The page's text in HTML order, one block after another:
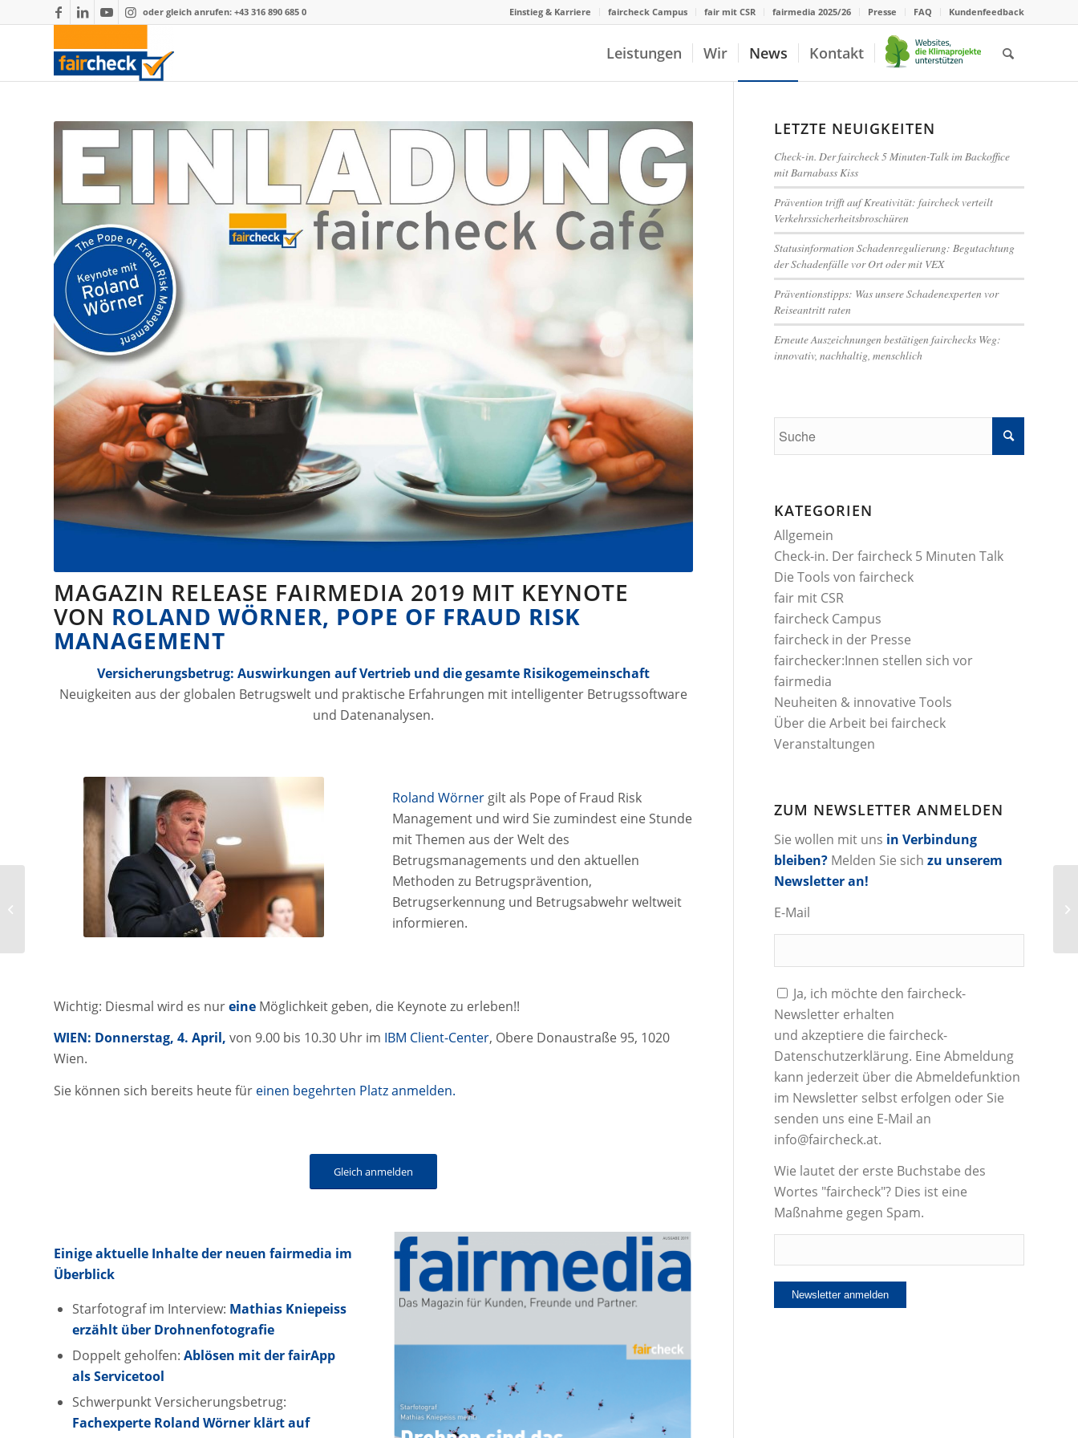
Einstieg & Karriere faircheck Campus fair mit CSR fairmedia 2025/26 Presse FAQ Kundenfeedback
oder gleich anrufen: +43 316 890 685 0
Leistungen Wir News Kontakt
MAGAZIN RELEASE FAIRMEDIA 2019 MIT KEYNOTE
VON ROLAND WÖRNER, POPE OF FRAUD RISK
MANAGEMENT
Versicherungsbetrug: Auswirkungen auf Vertrieb und die gesamte Risikogemeinschaft
Neuigkeiten aus der globalen Betrugswelt und praktische Erfahrungen mit intelligenter Betrugssoftware
und Datenanalysen.
Roland Wörner gilt als Pope of Fraud Risk
Management und wird Sie zumindest eine Stunde
mit Themen aus der Welt des
Betrugsmanagements und den aktuellen
Methoden zu Betrugsprävention,
Betrugserkennung und Betrugsabwehr weltweit
informieren.
Wichtig: Diesmal wird es nureine Möglichkeit geben, die Keynote zu erleben!!
WIEN: Donnerstag, 4. April, von 9.00 bis 10.30 Uhr im IBM Client-Center, Obere Donaustraße 95, 1020
Wien.
Sie können sich bereits heute für einen begehrten Platz anmelden.
Gleich anmelden
Einige aktuelle Inhalte der neuen fairmedia im
Überblick
Starfotograf im Interview: Mathias Kniepeiss
erzählt über Drohnenfotografie
Doppelt geholfen: Ablösen mit der fairApp
als Servicetool
Schwerpunkt Versicherungsbetrug:
Fachexperte Roland Wörner klärt auf
LETZTE NEUIGKEITEN
Check-in. Der faircheck 5 Minuten-Talk im Backoffice
mit Barnabass Kiss
Prävention trifft auf Kreativität: faircheck verteilt
Verkehrssicherheitsbroschüren
Statusinformation Schadenregulierung: Begutachtung
der Schadenfälle vor Ort oder mit VEX
Präventionstipps: Was unsere Schadenexperten vor
Reiseantritt raten
Erneute Auszeichnungen bestätigen fairchecks Weg:
innovativ, nachhaltig, menschlich
KATEGORIEN
Allgemein
Check-in. Der faircheck 5 Minuten Talk
Die Tools von faircheck
fair mit CSR
faircheck Campus
faircheck in der Presse
fairchecker:Innen stellen sich vor
fairmedia
Neuheiten & innovative Tools
Über die Arbeit bei faircheck
Veranstaltungen
ZUM NEWSLETTER ANMELDEN
Sie wollen mit uns in Verbindung
bleiben? Melden Sie sich zu unserem
Newsletter an!
E-Mail
Ja, ich möchte den faircheck-
Newsletter erhalten
und akzeptiere die faircheck-
Datenschutzerklärung. Eine Abmeldung
kann jederzeit über die Abmeldefunktion
im Newsletter selbst erfolgen oder Sie
senden uns eine E-Mail an
info@faircheck.at.
Wie lautet der erste Buchstabe des
Wortes "faircheck"? Dies ist eine
Maßnahme gegen Spam.
faircheck präsentiert
Claims Cost Database
aus Big-Data-Projekt